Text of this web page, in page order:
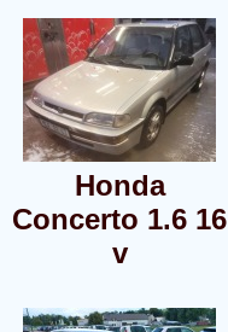
Honda
Concerto 1.6 16
v